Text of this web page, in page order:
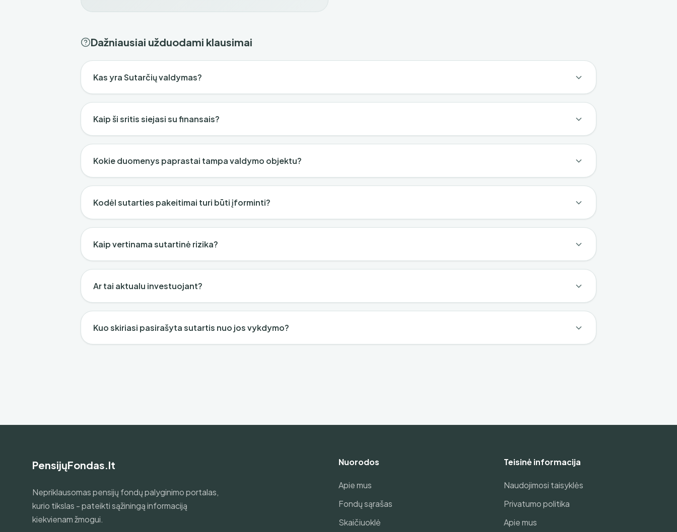
Dažniausiai užduodami klausimai
Kas yra Sutarčių valdymas?
Kaip ši sritis siejasi su finansais?
Kokie duomenys paprastai tampa valdymo objektu?
Kodėl sutarties pakeitimai turi būti įforminti?
Kaip vertinama sutartinė rizika?
Ar tai aktualu investuojant?
Kuo skiriasi pasirašyta sutartis nuo jos vykdymo?
PensijųFondas.lt
Nepriklausomas pensijų fondų palyginimo portalas,
kurio tikslas - pateikti sąžiningą informaciją
kiekvienam žmogui.
Nuorodos
Apie mus
Fondų sąrašas
Skaičiuoklė
Teisinė informacija
Naudojimosi taisyklės
Privatumo politika
Apie mus